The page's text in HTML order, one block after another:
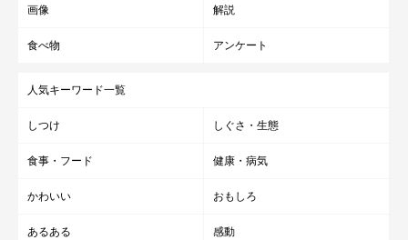
画像 解説
食べ物 アンケート
人気キーワード一覧
しつけ しぐさ・生態
食事・フード 健康・病気
かわいい おもしろ
あるある 感動